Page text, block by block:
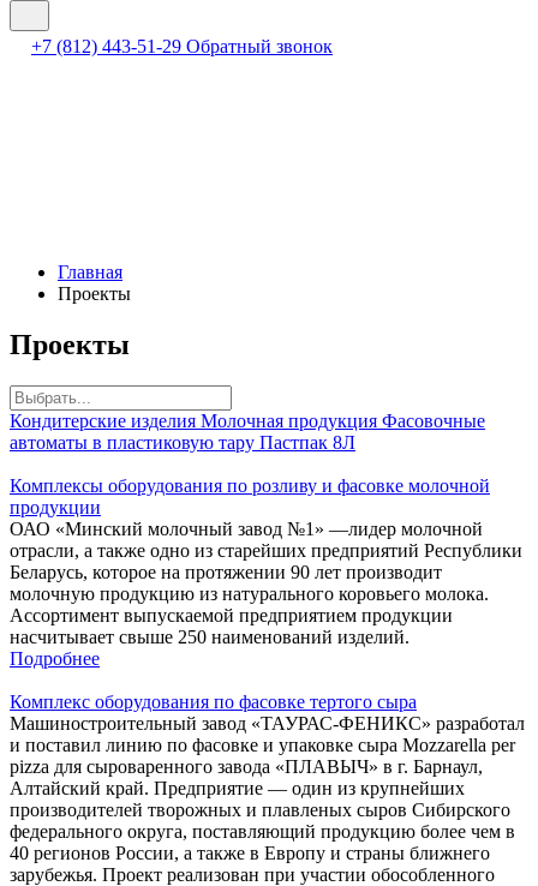
+7 (812) 443-51-29 Обратный звонок
Главная
Проекты
Проекты
Кондитерские изделия Молочная продукция Фасовочные
автоматы в пластиковую тару Пастпак 8Л
Комплексы оборудования по розливу и фасовке молочной
продукции
ОАО «Минский молочный завод №1» —лидер молочной
отрасли, а также одно из старейших предприятий Республики
Беларусь, которое на протяжении 90 лет производит
молочную продукцию из натурального коровьего молока.
Ассортимент выпускаемой предприятием продукции
насчитывает свыше 250 наименований изделий.
Подробнее
Комплекс оборудования по фасовке тертого сыра
Машиностроительный завод «ТАУРАС-ФЕНИКC» разработал
и поставил линию по фасовке и упаковке сыра Mozzarella per
pizza для сыроваренного завода «ПЛАВЫЧ» в г. Барнаул,
Алтайский край. Предприятие — один из крупнейших
производителей творожных и плавленых сыров Сибирского
федерального округа, поставляющий продукцию более чем в
40 регионов России, а также в Европу и страны ближнего
зарубежья. Проект реализован при участии обособленного